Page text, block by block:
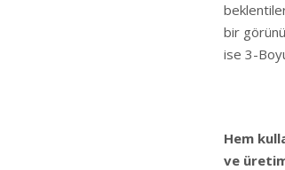
bir
ise 3-
Hem
ve